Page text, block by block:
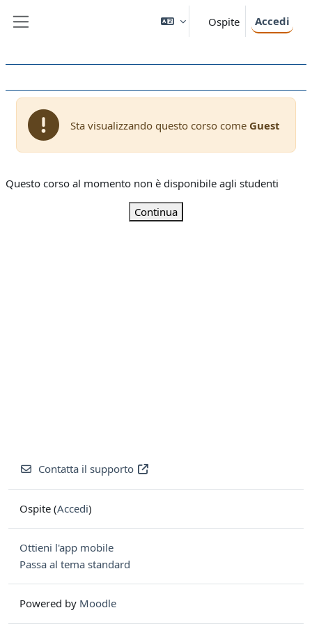
Ospite Accedi
Sta visualizzando questo corso come Guest
Questo corso al momento non è disponibile agli studenti
Continua
Contatta il supporto
Ospite (Accedi)
Ottieni l'app mobile
Passa al tema standard
Powered by Moodle